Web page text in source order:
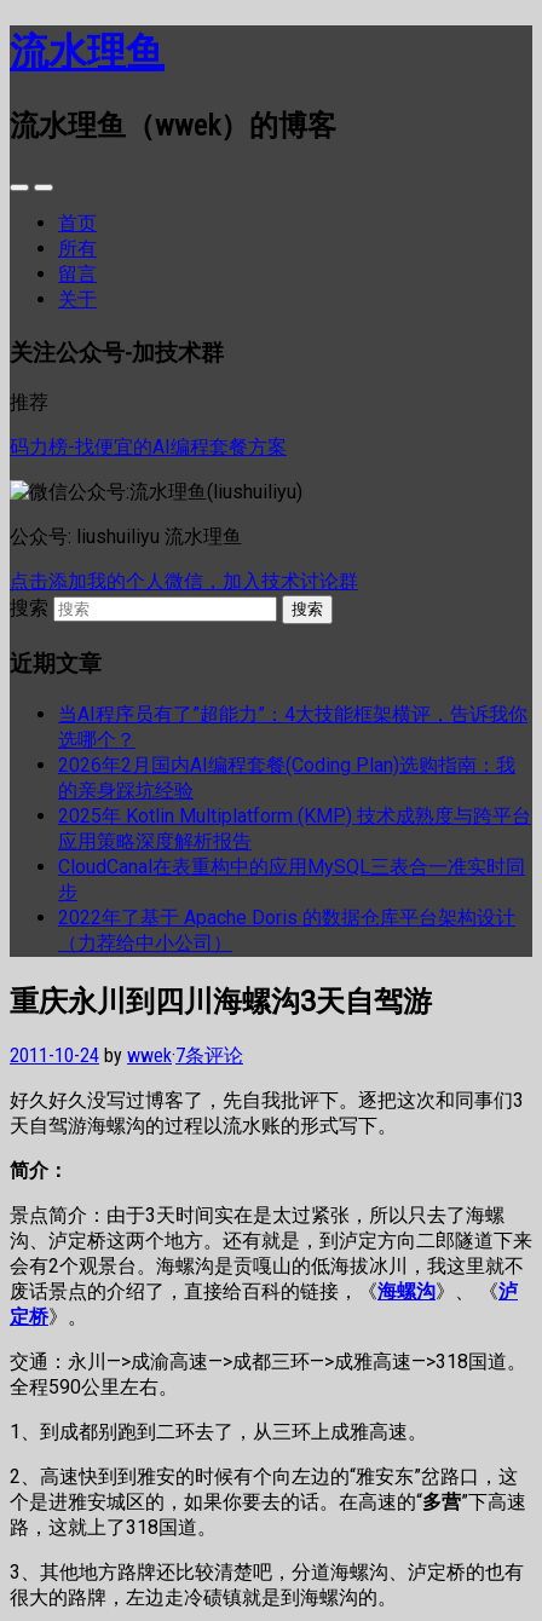
流水理鱼
流水理鱼（wwek）的博客
首页
所有
留言
关于
关注公众号-加技术群
推荐
码力榜-找便宜的AI编程套餐方案
公众号: liushuiliyu 流水理鱼
点击添加我的个人微信，加入技术讨论群
搜索
近期文章
当AI程序员有了”超能力”：4大技能框架横评，告诉我你
选哪个？
2026年2月国内AI编程套餐(Coding Plan)选购指南：我
的亲身踩坑经验
2025年 Kotlin Multiplatform (KMP) 技术成熟度与跨平台
应用策略深度解析报告
CloudCanal在表重构中的应用MySQL三表合一准实时同
步
2022年了基于 Apache Doris 的数据仓库平台架构设计
（力荐给中小公司）
重庆永川到四川海螺沟3天自驾游
2011-10-24 by wwek·7条评论
好久好久没写过博客了，先自我批评下。逐把这次和同事们3
天自驾游海螺沟的过程以流水账的形式写下。
简介：
景点简介：由于3天时间实在是太过紧张，所以只去了海螺
沟、泸定桥这两个地方。还有就是，到泸定方向二郎隧道下来
会有2个观景台。海螺沟是贡嘎山的低海拔冰川，我这里就不
废话景点的介绍了，直接给百科的链接，《海螺沟》、 《泸
定桥》。
交通：永川—>成渝高速—>成都三环—>成雅高速—>318国道。
全程590公里左右。
1、到成都别跑到二环去了，从三环上成雅高速。
2、高速快到到雅安的时候有个向左边的“雅安东”岔路口，这
个是进雅安城区的，如果你要去的话。在高速的“多营”下高速
路，这就上了318国道。
3、其他地方路牌还比较清楚吧，分道海螺沟、泸定桥的也有
很大的路牌，左边走冷碛镇就是到海螺沟的。